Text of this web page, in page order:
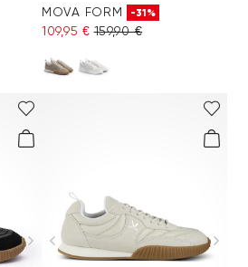
MOVA FORM -31%
109,95 € 159,90 €